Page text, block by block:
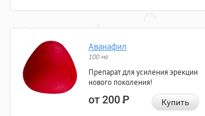
Аванафил
100 мг
Препарат для усиления эрекции
нового поколения!
от 200Р Купить